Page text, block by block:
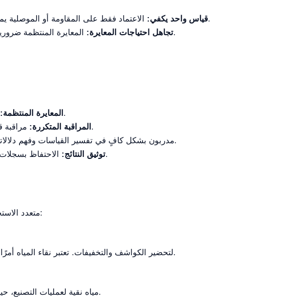
قياس واحد يكفي:الاعتماد فقط على المقاومة أو الموصلية يمكن أن يؤدي إلى الإغفال. يجب تقييم كلا القياسين معًا لفهم شامل لجودة المياه.
تجاهل احتياجات المعايرة:المعايرة المنتظمة ضرورية لضمان قياسات دقيقة. يمكن أن يؤدي عدم معايرة النظام إلى قراءات مضللة.
المعايرة المنتظمة: جدولة المعايرة المنتظمة لمستشعرات المقاومة والموصلية للحفاظ على الدقة.
المراقبة المتكررة: مراقبة قراءات المقاومة والموصلية باستمرار لاكتشاف أي تغييرات قد تشير إلى مشكلة.
التأكد من أن جميع الأفراد الذين يعملون على نظام YR59 مدربون بشكل كافٍ في تفسير القياسات وفهم دلالاتها.
توثيق النتائج:الاحتفاظ بسجلات مفصلة للقياسات على مر الزمن لتحليل الاتجاهات وتحديد المشكلات المحتملة.
نظام YR59 متعدد الاستخدامات ويمكن تكييفه لمجموعة متنوعة من القطاعات. إليك بعض الأمثلة:
في المختبرات السريرية، يُستخدم نظام YR59 لتحضير الكواشف والتخفيفات. تعتبر نقاء المياه أمرًا حيويًا للحصول على نتائج اختبار دقيقة.
في البيئات الصناعية، يوفر نظام YR59 مياه نقية لعمليات التصنيع، حيث تؤثر جودة المياه مباشرة على جودة المنتج.